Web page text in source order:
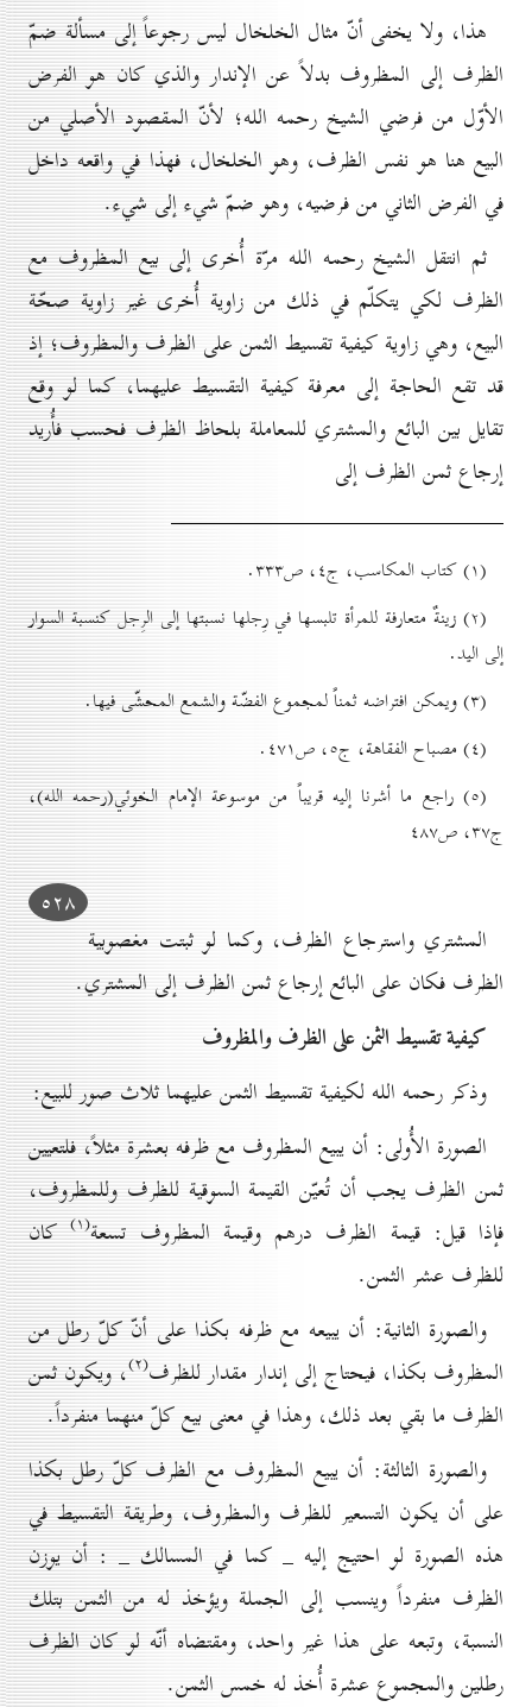
هذا، ولا يخفى أنّ مثال الخلخال ليس رجوعاً إلى مسألة ضمّ
الظرف إلى المظروف بدلاً عن الإندار والذي كان هو الفرض
الأوّل من فرضي الشيخ رحمه الله؛ لأنّ المقصود الأصلي من
البيع هنا هو نفس الظرف، وهو الخلخال، فهذا في واقعه داخل
في الفرض الثاني من فرضيه، وهو ضمّ شيء إلى شيء.
ثم انتقل الشيخ رحمه الله مرّة أُخرى إلى بيع المظروف مع
الظرف لكي يتكلّم في ذلك من زاوية أُخرى غير زاوية صحّة
البيع، وهي زاوية كيفية تقسيط الثمن على الظرف والمظروف؛ إذ
قد تقع الحاجة إلى معرفة كيفية التقسيط عليهما، كما لو وقع
تقايل بين البائع والمشتري للمعاملة بلحاظ الظرف فحسب فأُريد
إرجاع ثمن الظرف إلى
(۱) کتاب المكاسب، ج٤، ص۳۳۳.
(۲) زينةٌ متعارفة للمرأة تلبسها في رِجلها نسبتها إلى الرِجل كنسبة السوار
إلى اليد.
(۳) ويمكن افتراضه ثمناً لمجموع الفضّة والشمع المحشّى فيها.
(٤) مصباح الفقاهة، ج٥، ص٤۷۱.
(٥) راجع ما أشرنا إليه قريباً من موسوعة الإمام الخوئي(رحمه الله)،
ج۳۷، ص٤۸۷
٥۲۸
المشتري واسترجاع الظرف، وكما لو ثبتت مغصوبية
الظرف فكان على البائع إرجاع ثمن الظرف إلى المشتري.
کيفية تقسيط الثمن علی الظرف والمظروف
وذكر رحمه الله لكيفية تقسيط الثمن عليهما ثلاث صور للبيع:
الصورة الأُولى: أن يبيع المظروف مع ظرفه بعشرة مثلاً، فلتعيين
ثمن الظرف يجب أن تُعيّن القيمة السوقية للظرف وللمظروف،
فإذا قيل: قيمة الظرف درهم وقيمة المظروف تسعة(۱) كان
للظرف عشر الثمن.
والصورة الثانية: أن يبيعه مع ظرفه بكذا على أنّ كلّ رطل من
المظروف بكذا، فيحتاج إلى إندار مقدار للظرف(۲) ، ويكون ثمن
الظرف ما بقي بعد ذلك، وهذا في معنى بيع كلّ منهما منفرداً.
والصورة الثالثة: أن يبيع المظروف مع الظرف كلّ رطل بكذا
على أن يكون التسعير للظرف والمظروف، وطريقة التقسيط في
هذه الصورة لو احتيج إليه _ كما في المسالك _ : أن يوزن
الظرف منفرداً وينسب إلى الجملة ويؤخذ له من الثمن بتلك
النسبة، وتبعه على هذا غير واحد، ومقتضاه أنّه لو كان الظرف
رطلين والمجموع عشرة أُخذ له خمس الثمن.